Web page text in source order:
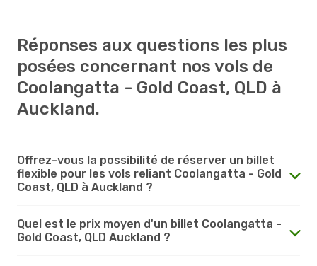
Réponses aux questions les plus
posées concernant nos vols de
Coolangatta - Gold Coast, QLD à
Auckland.
Offrez-vous la possibilité de réserver un billet
flexible pour les vols reliant Coolangatta - Gold
Coast, QLD à Auckland ?
Quel est le prix moyen d'un billet Coolangatta -
Gold Coast, QLD Auckland ?